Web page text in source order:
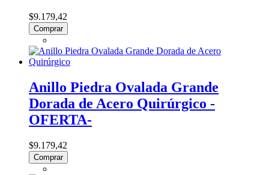
$9.179,42
Comprar
Anillo Piedra Ovalada Grande
Dorada de Acero Quirúrgico -
OFERTA-
$9.179,42
Comprar